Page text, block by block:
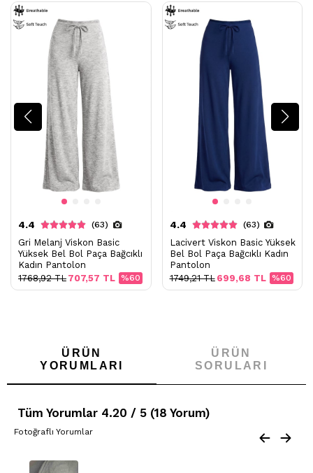
4.4 (63)
Gri Melanj Viskon Basic
Yüksek Bel Bol Paça Bağcıklı
Kadın Pantolon
%60
707,57 TL
1768,92 TL
4.4 (63)
Lacivert Viskon Basic Yüksek
Bel Bol Paça Bağcıklı Kadın
Pantolon
%60
699,68 TL
1749,21 TL
ÜRÜN
YORUMLARI
ÜRÜN
SORULARI
Tüm Yorumlar 4.20 / 5 (18 Yorum)
Fotoğraflı Yorumlar